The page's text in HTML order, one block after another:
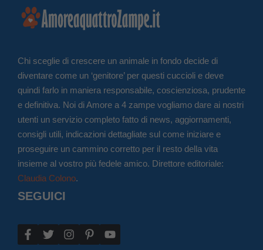
Chi sceglie di crescere un animale in fondo decide di
diventare come un ‘genitore’ per questi cuccioli e deve
quindi farlo in maniera responsabile, coscienziosa, prudente
e definitiva. Noi di Amore a 4 zampe vogliamo dare ai nostri
utenti un servizio completo fatto di news, aggiornamenti,
consigli utili, indicazioni dettagliate sul come iniziare e
proseguire un cammino corretto per il resto della vita
insieme al vostro più fedele amico. Direttore editoriale:
Claudia Colono.
SEGUICI